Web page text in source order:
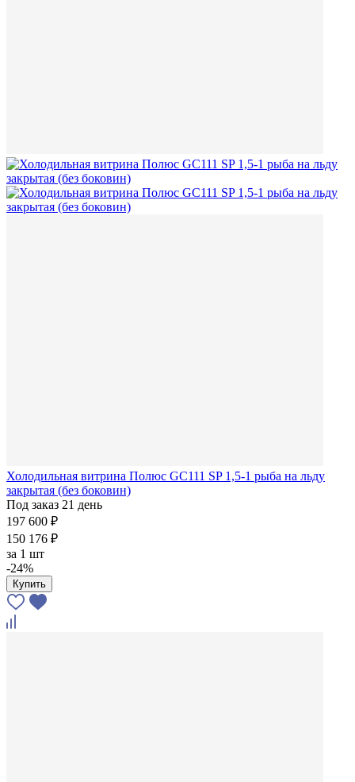
Холодильная витрина Полюс GC111 SP 1,5-1 рыба на льду
закрытая (без боковин)
Под заказ 21 день
197 600 ₽
150 176 ₽
за 1 шт
-24%
Купить